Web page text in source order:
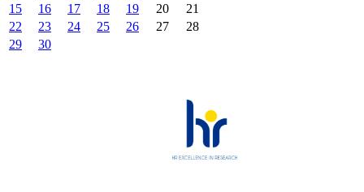
15
16 17 18 19 20
21
22
23 24 25 26 27
28
29
30